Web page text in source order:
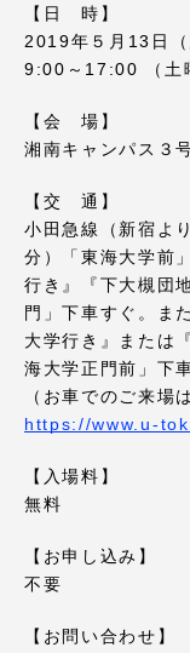
【日 時】
2019年５月13日（
9:00～17:00 （土
【会 場】
湘南キャンパス３
【交 通】
小田急線（新宿よ
分）「東海大学前
行き』『下大槻団
門」下車すぐ。ま
大学行き』または
海大学正門前」下
（お車でのご来場
https://www.u-
【入場料】
無料
【お申し込み】
不要
【お問い合わせ】
品川キャンパス
伊勢原キャンパス